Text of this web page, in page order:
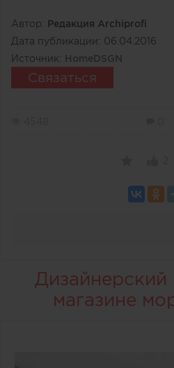
Автор: Редакция Archiprofi
Дата публикации: 06.04.2016
Источник: HomeDSGN
Связаться
Дизайнерский
магазине